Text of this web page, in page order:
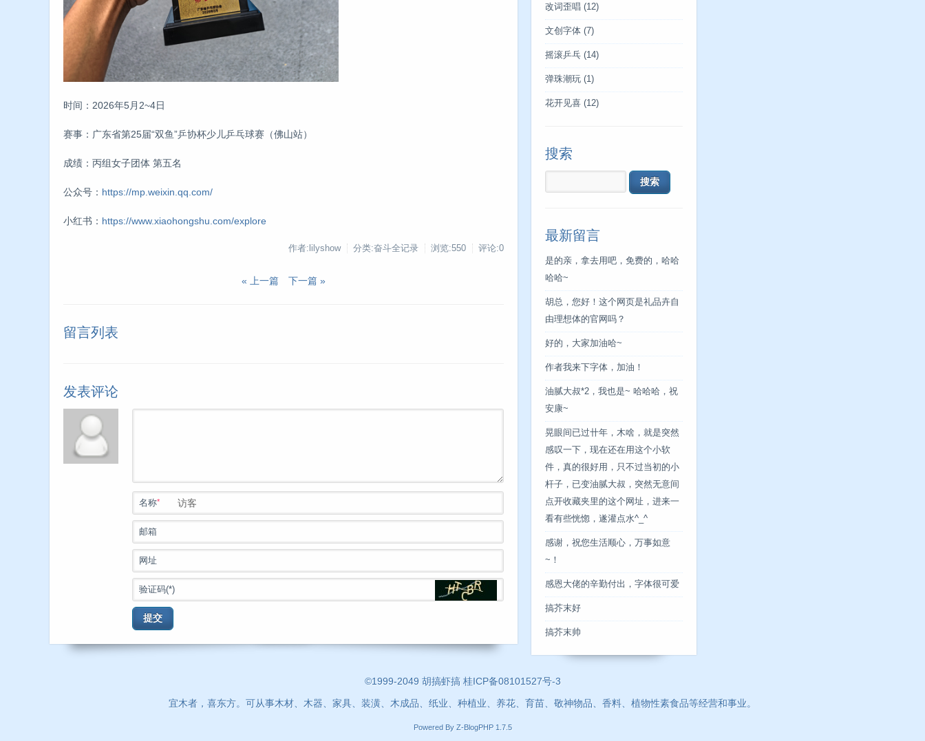
时间：2026年5月2~4日
赛事：广东省第25届“双鱼”乒协杯少儿乒乓球赛（佛山站）
成绩：丙组女子团体 第五名
公众号： https://mp.weixin.qq.com/
小红书： https://www.xiaohongshu.com/explore
作者:lilyshow 分类:奋斗全记录 浏览:550 评论:0
« 上一篇 下一篇 »
留言列表
发表评论
名称*
邮箱
网址
验证码(*)
提交
改词歪唱 (12)
文创字体 (7)
摇滚乒乓 (14)
弹珠潮玩 (1)
花开见喜 (12)
搜索
最新留言
是的亲，拿去用吧，免费的，哈哈
哈哈~
胡总，您好！这个网页是礼品卉自
由理想体的官网吗？
好的，大家加油哈~
作者我来下字体，加油！
油腻大叔*2，我也是~ 哈哈哈，祝
安康~
晃眼间已过卄年，木啥，就是突然
感叹一下，现在还在用这个小软
件，真的很好用，只不过当初的小
杆子，已变油腻大叔，突然无意间
点开收藏夹里的这个网址，进来一
看有些恍惚，遂灌点水^_^
感谢，祝您生活顺心，万事如意
~！
感恩大佬的辛勤付出，字体很可爱
搞芥末好
搞芥末帅
©1999-2049 胡搞虾搞 桂ICP备08101527号-3
宜木者，喜东方。可从事木材、木器、家具、装潢、木成品、纸业、种植业、养花、育苗、敬神物品、香料、植物性素食品等经营和事业。
Powered By Z-BlogPHP 1.7.5